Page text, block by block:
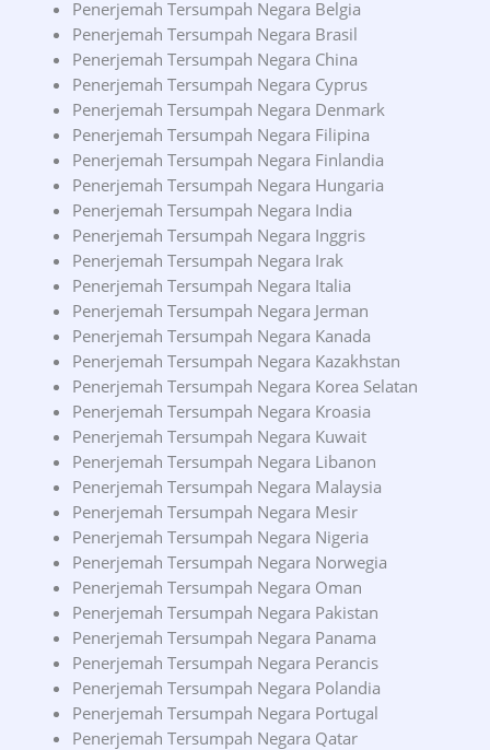
Penerjemah Tersumpah Negara Belgia
Penerjemah Tersumpah Negara Brasil
Penerjemah Tersumpah Negara China
Penerjemah Tersumpah Negara Cyprus
Penerjemah Tersumpah Negara Denmark
Penerjemah Tersumpah Negara Filipina
Penerjemah Tersumpah Negara Finlandia
Penerjemah Tersumpah Negara Hungaria
Penerjemah Tersumpah Negara India
Penerjemah Tersumpah Negara Inggris
Penerjemah Tersumpah Negara Irak
Penerjemah Tersumpah Negara Italia
Penerjemah Tersumpah Negara Jerman
Penerjemah Tersumpah Negara Kanada
Penerjemah Tersumpah Negara Kazakhstan
Penerjemah Tersumpah Negara Korea Selatan
Penerjemah Tersumpah Negara Kroasia
Penerjemah Tersumpah Negara Kuwait
Penerjemah Tersumpah Negara Libanon
Penerjemah Tersumpah Negara Malaysia
Penerjemah Tersumpah Negara Mesir
Penerjemah Tersumpah Negara Nigeria
Penerjemah Tersumpah Negara Norwegia
Penerjemah Tersumpah Negara Oman
Penerjemah Tersumpah Negara Pakistan
Penerjemah Tersumpah Negara Panama
Penerjemah Tersumpah Negara Perancis
Penerjemah Tersumpah Negara Polandia
Penerjemah Tersumpah Negara Portugal
Penerjemah Tersumpah Negara Qatar